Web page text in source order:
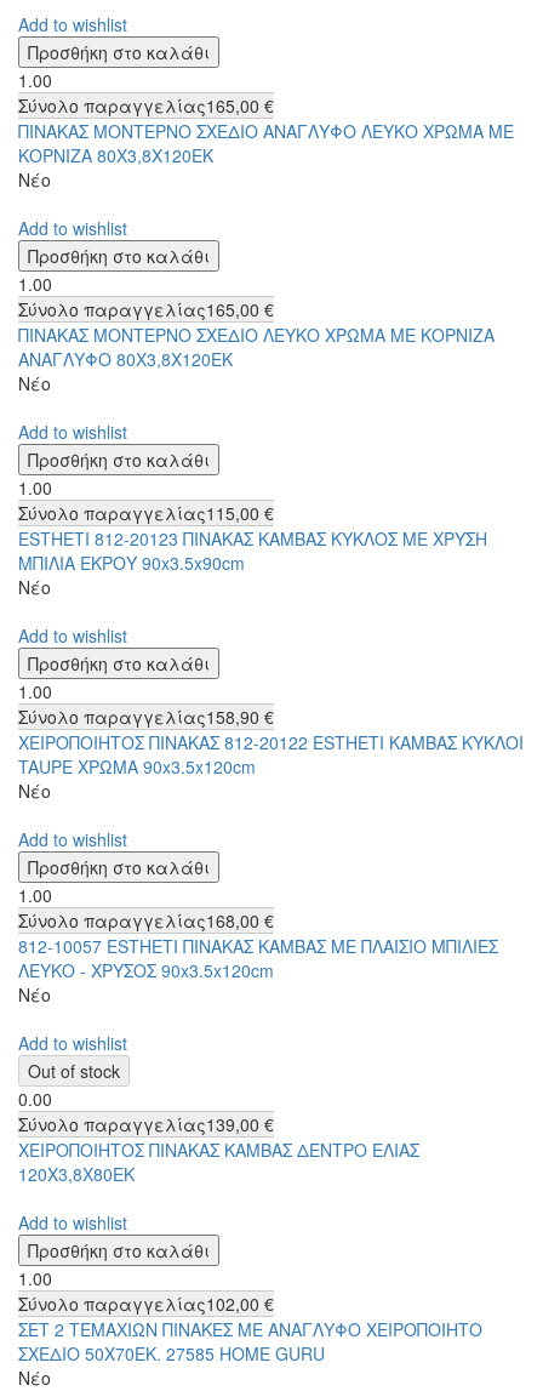
Add to wishlist
1.00
Σύνολο παραγγελίας165,00 €
ΠΙΝΑΚΑΣ ΜΟΝΤΕΡΝΟ ΣΧΕΔΙΟ ΑΝΑΓΛΥΦΟ ΛΕΥΚΟ ΧΡΩΜΑ ΜΕ
ΚΟΡΝΙΖΑ 80X3,8X120ΕΚ
Νέο
Add to wishlist
1.00
Σύνολο παραγγελίας165,00 €
ΠΙΝΑΚΑΣ ΜΟΝΤΕΡΝΟ ΣΧΕΔΙΟ ΛΕΥΚΟ ΧΡΩΜΑ ΜΕ ΚΟΡΝΙΖΑ
ΑΝΑΓΛΥΦΟ 80X3,8X120ΕΚ
Νέο
Add to wishlist
1.00
Σύνολο παραγγελίας115,00 €
ESTHETI 812-20123 ΠΙΝΑΚΑΣ ΚΑΜΒΑΣ ΚΥΚΛΟΣ ΜΕ ΧΡΥΣΗ
ΜΠΙΛΙΑ ΕΚΡΟΥ 90x3.5x90cm
Νέο
Add to wishlist
1.00
Σύνολο παραγγελίας158,90 €
ΧΕΙΡΟΠΟΙΗΤΟΣ ΠΙΝΑΚΑΣ 812-20122 ESTHETI ΚΑΜΒΑΣ ΚΥΚΛΟΙ
TAUPE ΧΡΩΜΑ 90x3.5x120cm
Νέο
Add to wishlist
1.00
Σύνολο παραγγελίας168,00 €
812-10057 ESTHETI ΠΙΝΑΚΑΣ ΚΑΜΒΑΣ ΜΕ ΠΛΑΙΣΙΟ ΜΠΙΛΙΕΣ
ΛΕΥΚΟ - ΧΡΥΣΟΣ 90x3.5x120cm
Νέο
Add to wishlist
0.00
Σύνολο παραγγελίας139,00 €
ΧΕΙΡΟΠΟΙΗΤΟΣ ΠΙΝΑΚΑΣ ΚΑΜΒΑΣ ΔΕΝΤΡΟ ΕΛΙΑΣ
120X3,8X80ΕΚ
Add to wishlist
1.00
Σύνολο παραγγελίας102,00 €
ΣΕΤ 2 ΤΕΜΑΧΙΩΝ ΠΙΝΑΚΕΣ ΜΕ ΑΝΑΓΛΥΦΟ ΧΕΙΡΟΠΟΙΗΤΟ
ΣΧΕΔΙΟ 50Χ70ΕΚ. 27585 HOME GURU
Νέο